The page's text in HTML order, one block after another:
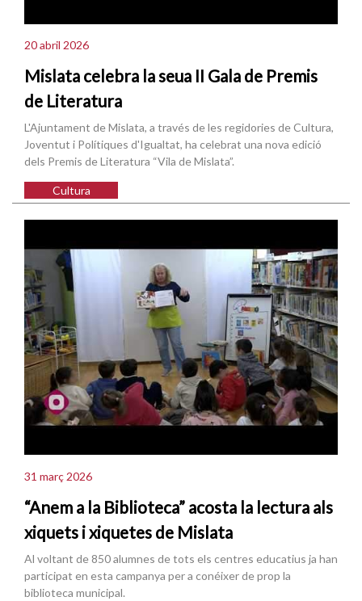
20 abril 2026
Mislata celebra la seua II Gala de Premis
de Literatura
L'Ajuntament de Mislata, a través de les regidories de Cultura,
Joventut i Polítiques d'Igualtat, ha celebrat una nova edició
dels Premis de Literatura “Vila de Mislata”.
Cultura
31 març 2026
“Anem a la Biblioteca” acosta la lectura als
xiquets i xiquetes de Mislata
Al voltant de 850 alumnes de tots els centres educatius ja han
participat en esta campanya per a conéixer de prop la
biblioteca municipal.